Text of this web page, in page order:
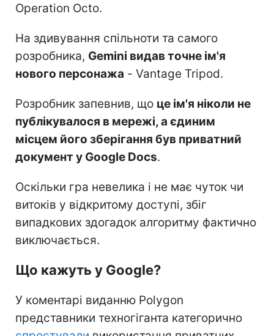
Operation Octo.
На здивування спільноти та самого
розробника, Gemini видав точне ім'я
нового персонажа - Vantage Tripod.
Розробник запевнив, що це ім'я ніколи не
публікувалося в мережі, а єдиним
місцем його зберігання був приватний
документ у Google Docs.
Оскільки гра невелика і не має чуток чи
витоків у відкритому доступі, збіг
випадкових здогадок алгоритму фактично
виключається.
Що кажуть у Google?
У коментарі виданню Polygon
представники техногіганта категорично